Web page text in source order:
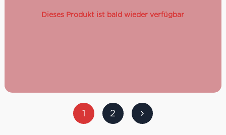
Dieses Produkt ist bald wieder verfügbar
1 2